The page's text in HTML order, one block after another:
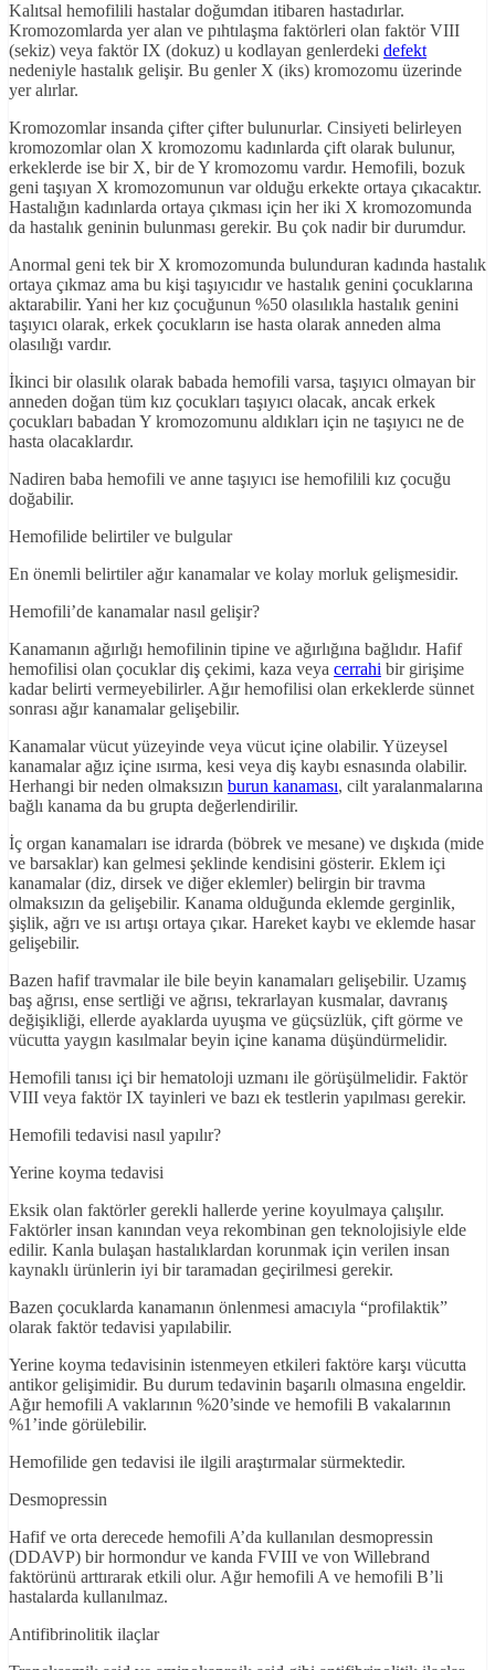
Kalıtsal hemofilili hastalar doğumdan itibaren hastadırlar.
Kromozomlarda yer alan ve pıhtılaşma faktörleri olan faktör VIII
(sekiz) veya faktör IX (dokuz) u kodlayan genlerdeki defekt
nedeniyle hastalık gelişir. Bu genler X (iks) kromozomu üzerinde
yer alırlar.
Kromozomlar insanda çifter çifter bulunurlar. Cinsiyeti belirleyen
kromozomlar olan X kromozomu kadınlarda çift olarak bulunur,
erkeklerde ise bir X, bir de Y kromozomu vardır. Hemofili, bozuk
geni taşıyan X kromozomunun var olduğu erkekte ortaya çıkacaktır.
Hastalığın kadınlarda ortaya çıkması için her iki X kromozomunda
da hastalık geninin bulunması gerekir. Bu çok nadir bir durumdur.
Anormal geni tek bir X kromozomunda bulunduran kadında hastalık
ortaya çıkmaz ama bu kişi taşıyıcıdır ve hastalık genini çocuklarına
aktarabilir. Yani her kız çocuğunun %50 olasılıkla hastalık genini
taşıyıcı olarak, erkek çocukların ise hasta olarak anneden alma
olasılığı vardır.
İkinci bir olasılık olarak babada hemofili varsa, taşıyıcı olmayan bir
anneden doğan tüm kız çocukları taşıyıcı olacak, ancak erkek
çocukları babadan Y kromozomunu aldıkları için ne taşıyıcı ne de
hasta olacaklardır.
Nadiren baba hemofili ve anne taşıyıcı ise hemofilili kız çocuğu
doğabilir.
Hemofilide belirtiler ve bulgular
En önemli belirtiler ağır kanamalar ve kolay morluk gelişmesidir.
Hemofili’de kanamalar nasıl gelişir?
Kanamanın ağırlığı hemofilinin tipine ve ağırlığına bağlıdır. Hafif
hemofilisi olan çocuklar diş çekimi, kaza veya cerrahi bir girişime
kadar belirti vermeyebilirler. Ağır hemofilisi olan erkeklerde sünnet
sonrası ağır kanamalar gelişebilir.
Kanamalar vücut yüzeyinde veya vücut içine olabilir. Yüzeysel
kanamalar ağız içine ısırma, kesi veya diş kaybı esnasında olabilir.
Herhangi bir neden olmaksızın burun kanaması, cilt yaralanmalarına
bağlı kanama da bu grupta değerlendirilir.
İç organ kanamaları ise idrarda (böbrek ve mesane) ve dışkıda (mide
ve barsaklar) kan gelmesi şeklinde kendisini gösterir. Eklem içi
kanamalar (diz, dirsek ve diğer eklemler) belirgin bir travma
olmaksızın da gelişebilir. Kanama olduğunda eklemde gerginlik,
şişlik, ağrı ve ısı artışı ortaya çıkar. Hareket kaybı ve eklemde hasar
gelişebilir.
Bazen hafif travmalar ile bile beyin kanamaları gelişebilir. Uzamış
baş ağrısı, ense sertliği ve ağrısı, tekrarlayan kusmalar, davranış
değişikliği, ellerde ayaklarda uyuşma ve güçsüzlük, çift görme ve
vücutta yaygın kasılmalar beyin içine kanama düşündürmelidir.
Hemofili tanısı içi bir hematoloji uzmanı ile görüşülmelidir. Faktör
VIII veya faktör IX tayinleri ve bazı ek testlerin yapılması gerekir.
Hemofili tedavisi nasıl yapılır?
Yerine koyma tedavisi
Eksik olan faktörler gerekli hallerde yerine koyulmaya çalışılır.
Faktörler insan kanından veya rekombinan gen teknolojisiyle elde
edilir. Kanla bulaşan hastalıklardan korunmak için verilen insan
kaynaklı ürünlerin iyi bir taramadan geçirilmesi gerekir.
Bazen çocuklarda kanamanın önlenmesi amacıyla “profilaktik”
olarak faktör tedavisi yapılabilir.
Yerine koyma tedavisinin istenmeyen etkileri faktöre karşı vücutta
antikor gelişimidir. Bu durum tedavinin başarılı olmasına engeldir.
Ağır hemofili A vaklarının %20’sinde ve hemofili B vakalarının
%1’inde görülebilir.
Hemofilide gen tedavisi ile ilgili araştırmalar sürmektedir.
Desmopressin
Hafif ve orta derecede hemofili A’da kullanılan desmopressin
(DDAVP) bir hormondur ve kanda FVIII ve von Willebrand
faktörünü arttırarak etkili olur. Ağır hemofili A ve hemofili B’li
hastalarda kullanılmaz.
Antifibrinolitik ilaçlar